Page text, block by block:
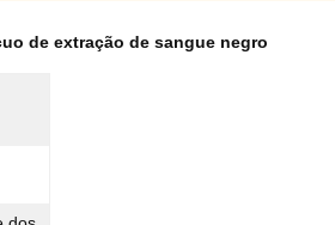
de extração de sangue negro